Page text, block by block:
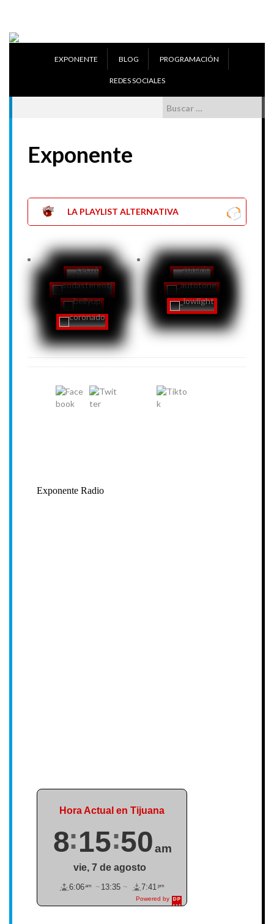
EXPONENTE BLOG PROGRAMACIÓN
REDES SOCIALES
Exponente
LA PLAYLIST ALTERNATIVA
Powered by
DaysPedia.c
Hora Actual en Tijuana
8 15 50am
vie, 7 de agosto
6:06 am 13:35 7:41 pm